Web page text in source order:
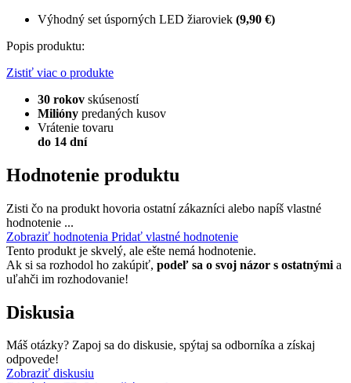
Výhodný set úsporných LED žiaroviek (9,90 €)
Popis produktu:
Zistiť viac o produkte
30 rokov skúseností
Milióny predaných kusov
Vrátenie tovaru
do 14 dní
Hodnotenie produktu
Zisti čo na produkt hovoria ostatní zákazníci alebo napíš vlastné
hodnotenie ...
Zobraziť hodnotenia Pridať vlastné hodnotenie
Tento produkt je skvelý, ale ešte nemá hodnotenie.
Ak si sa rozhodol ho zakúpiť, podeľ sa o svoj názor s ostatnými a
uľahči im rozhodovanie!
Diskusia
Máš otázky? Zapoj sa do diskusie, spýtaj sa odborníka a získaj
odpovede!
Zobraziť diskusiu